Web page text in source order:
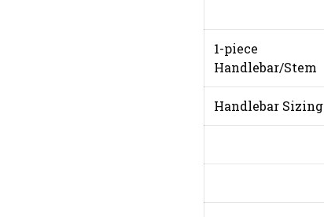
1-piece
Handlebar/Stem
Handlebar Sizing